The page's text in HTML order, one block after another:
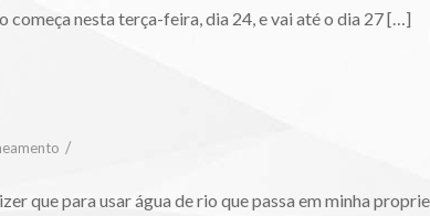
começa nesta terça-feira, dia 24, e vai até o dia 27 […]
/
que para usar água de rio que passa em minha